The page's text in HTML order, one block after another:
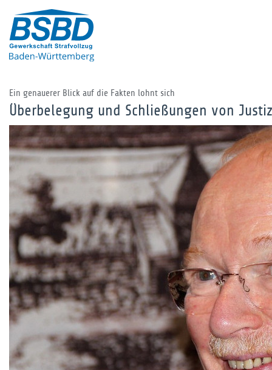
Ein genauerer Blick auf die Fakten lohnt sich
Überbelegung und Schließungen von